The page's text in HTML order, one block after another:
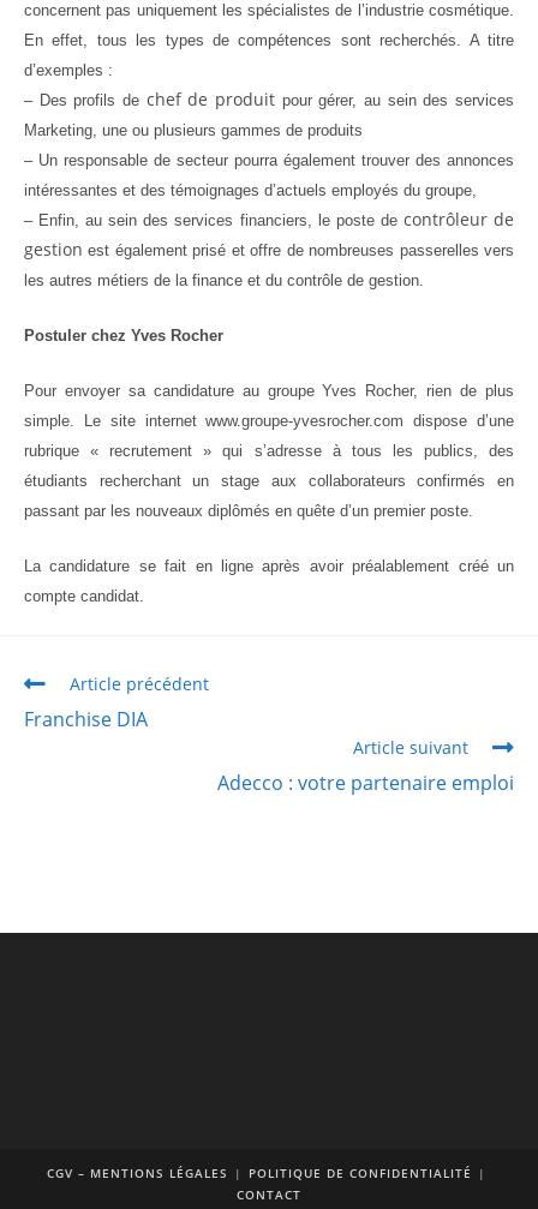
concernent pas uniquement les spécialistes de l’industrie cosmétique.
En effet, tous les types de compétences sont recherchés. A titre
d’exemples :
– Des profils de chef de produit pour gérer, au sein des services
Marketing, une ou plusieurs gammes de produits
– Un responsable de secteur pourra également trouver des annonces
intéressantes et des témoignages d’actuels employés du groupe,
– Enfin, au sein des services financiers, le poste de contrôleur de
gestion est également prisé et offre de nombreuses passerelles vers
les autres métiers de la finance et du contrôle de gestion.
Postuler chez Yves Rocher
Pour envoyer sa candidature au groupe Yves Rocher, rien de plus
simple. Le site internet www.groupe-yvesrocher.com dispose d’une
rubrique « recrutement » qui s’adresse à tous les publics, des
étudiants recherchant un stage aux collaborateurs confirmés en
passant par les nouveaux diplômés en quête d’un premier poste.
La candidature se fait en ligne après avoir préalablement créé un
compte candidat.
Article précédent
Franchise DIA
Article suivant
Adecco : votre partenaire emploi
CGV – MENTIONS LÉGALES
POLITIQUE DE CONFIDENTIALITÉ
CONTACT